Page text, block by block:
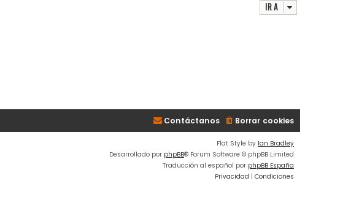
Ir a
Borrar cookies
Contáctanos
Flat Style by Ian Bradley
Desarrollado por phpBB® Forum Software © phpBB Limited
Traducción al español por phpBB España
Privacidad | Condiciones